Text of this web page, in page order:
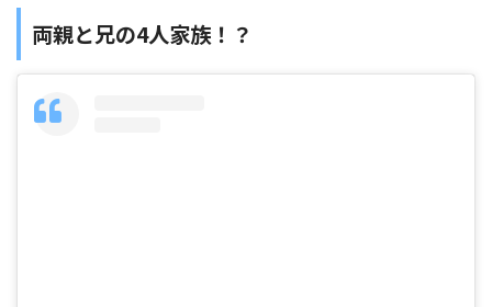
両親と兄の4人家族！？